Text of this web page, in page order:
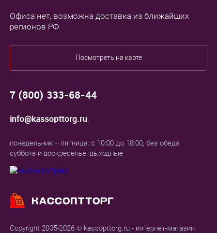
Copyright 2005-2026 © kassopttorg.ru - интернет-магазин
Офиса нет, возможна доставка из ближайших
регионов РФ
Посмотреть на карте
7 (800) 333-68-44
info@kassopttorg.ru
понедельник – пятница: с 10:00 до 18:00, без обеда
суббота и воскресенье: выходные